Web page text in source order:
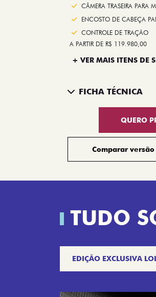
CÂMERA TRASEIRA PARA
ENCOSTO DE CABEÇA
CONTROLE DE TRAÇÃO
A PARTIR DE R$ 119.980,00
+ VER MAIS ITENS DE
FICHA TÉCNICA
QUERO
Comparar versão
TUDO
EDIÇÃO EXCLUSIVA